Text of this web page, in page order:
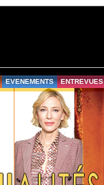
EVENEMENTS ENTREVUES